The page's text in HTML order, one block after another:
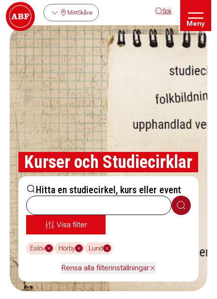
MittSkåne Sök
Meny
Kurser och Studiecirklar
Hitta en studiecirkel, kurs eller event
Sök
Visa filter
Eslöv Hörby Lund
Rensa alla filterinställningar